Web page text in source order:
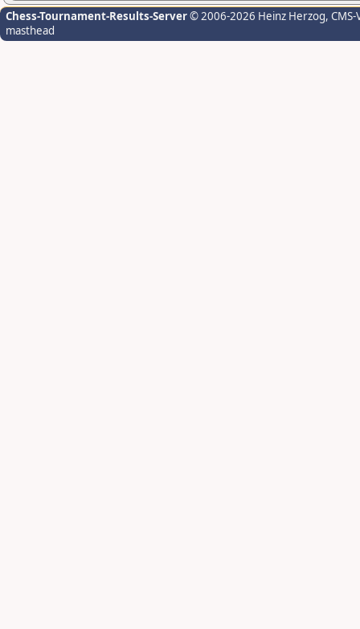
Chess-Tournament-Results-Server© 2006-2026 Heinz Herzog,
masthead